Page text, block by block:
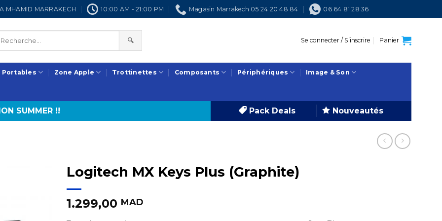
MHAMID MARRAKECH 10:00 AM - 21:00 PM Magasin Marrakech 05 24 20 48 84 06 64 81 28 36
🔍 Se connecter / S’inscrire Panier
Portables Zone Apple Trottinettes Composants Périphériques Image & Son
SUMMER !! Pack Deals Nouveautés
Logitech MX Keys Plus (Graphite)
1.299,00 MAD